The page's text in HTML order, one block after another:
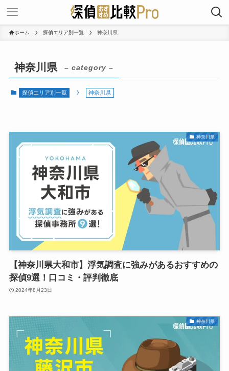
ホーム 探偵エリア別一覧 神奈川県
神奈川県 – category –
探偵エリア別一覧 神奈川県
神奈川県
【神奈川県大和市】浮気調査に強みがあるおすすめの
探偵9選！口コミ・評判徹底
2024年8月23日
神奈川県